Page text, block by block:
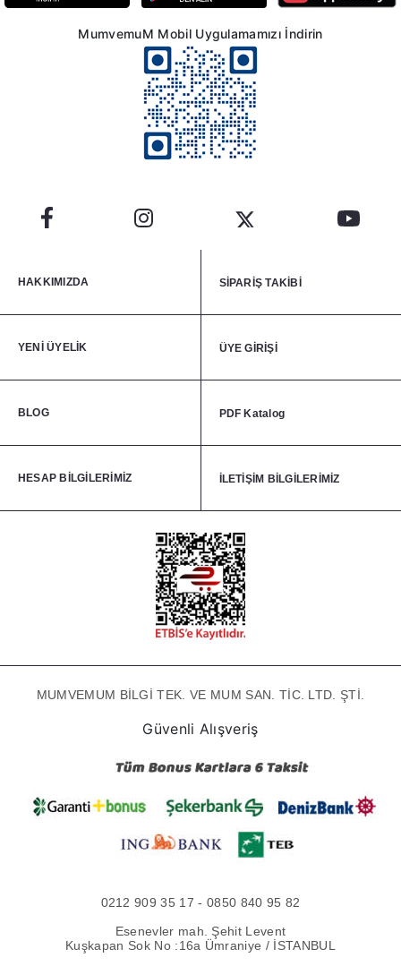
MumvemuM Mobil Uygulamamızı İndirin
HAKKIMIZDA SİPARİŞ TAKİBİ
YENİ ÜYELİK ÜYE GİRİŞİ
BLOG PDF Katalog
HESAP BİLGİLERİMİZ İLETİŞİM BİLGİLERİMİZ
MUMVEMUM BİLGİ TEK. VE MUM SAN. TİC. LTD. ŞTİ.
Güvenli Alışveriş
0212 909 35 17 - 0850 840 95 82
Esenevler mah. Şehit Levent
Kuşkapan Sok No :16a Ümraniye / İSTANBUL